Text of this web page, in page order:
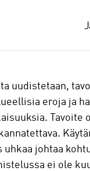
uudistetaan,
eroja ja
Tavoite
uhkaa johtaa
ei ole